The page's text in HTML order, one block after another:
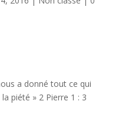
a donné tout ce qui
piété » 2 Pierre 1 : 3